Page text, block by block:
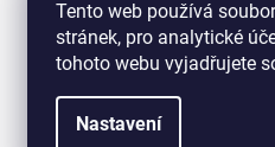
Tento web používá
stránek, pro analytické
tohoto webu vyjadřujete
Nastavení
Pokud uživatel
že je zapotřebí
Výrobce doporučuje
sacího výkonu